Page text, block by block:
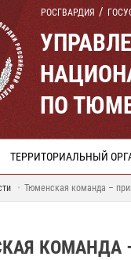
РОСГВАРДИЯ
ПО
ТЕРРИТОРИАЛЬНЫЙ
Тюменская команда –
КОМАНДА